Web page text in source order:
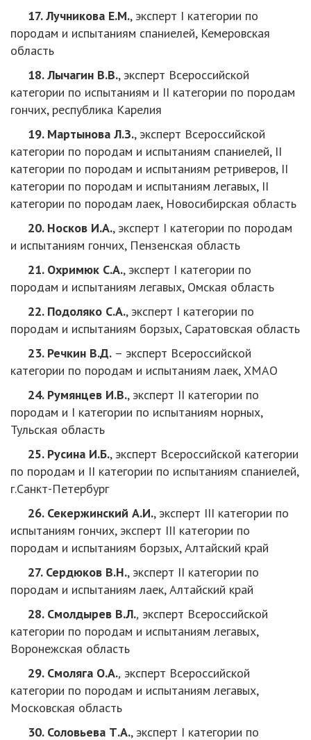
17. Лучникова Е.М., эксперт I категории по
породам и испытаниям спаниелей, Кемеровская
область
18. Лычагин В.В., эксперт Всероссийской
категории по испытаниям и II категории по породам
гончих, республика Карелия
19. Мартынова Л.З., эксперт Всероссийской
категории по породам и испытаниям спаниелей, II
категории по породам и испытаниям ретриверов, II
категории по породам и испытаниям легавых, II
категории по породам лаек, Новосибирская область
20. Носков И.А., эксперт I категории по породам
и испытаниям гончих, Пензенская область
21. Охримюк С.А., эксперт I категории по
породам и испытаниям легавых, Омская область
22. Подоляко С.А., эксперт I категории по
породам и испытаниям борзых, Саратовская область
23. Речкин В.Д. – эксперт Всероссийской
категории по породам и испытаниям лаек, ХМАО
24. Румянцев И.В., эксперт II категории по
породам и I категории по испытаниям норных,
Тульская область
25. Русина И.Б., эксперт Всероссийской категории
по породам и II категории по испытаниям спаниелей,
г.Санкт-Петербург
26. Секержинский А.И., эксперт III категории по
испытаниям гончих, эксперт III категории по
породам и испытаниям борзых, Алтайский край
27. Сердюков В.Н., эксперт II категории по
породам и испытаниям лаек, Алтайский край
28. Смолдырев В.Л., эксперт Всероссийской
категории по породам и испытаниям легавых,
Воронежская область
29. Смоляга О.А., эксперт Всероссийской
категории по породам и испытаниям легавых,
Московская область
30. Соловьева Т.А., эксперт I категории по